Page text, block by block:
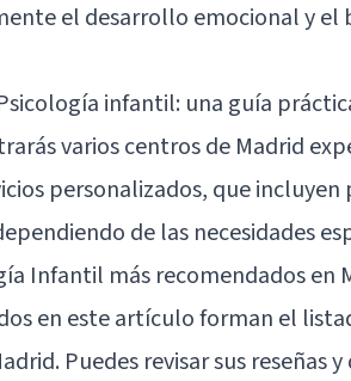
el desarrollo emocional y
infantil: una guía
varios centros de Madrid
personalizados, que
de las necesidades
Infantil más recomendados en
en este artículo forman el
Puedes revisar sus reseñas